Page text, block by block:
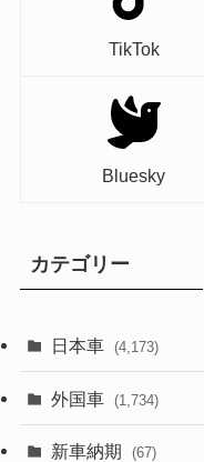
TikTok
Bluesky
カテゴリー
日本車 (4,173)
(1,321)
(329)
外国車 (1,734)
新車納期 (67)